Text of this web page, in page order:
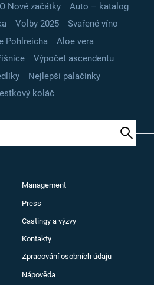
Nové začátky
Auto – katalog
Volby 2025
Svařené víno
Pohlreicha
Aloe vera
Výpočet ascendentu
Nejlepší palačinky
koláč
Management
Press
Castingy a výzvy
Kontakty
Zpracování osobních údajů
Nápověda